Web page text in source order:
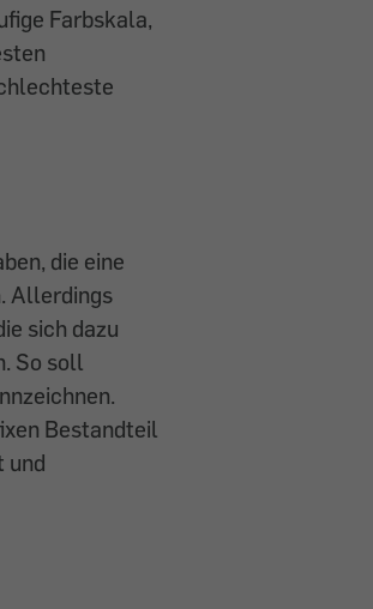
Farbskala,
die eine
Allerdings
sich dazu
So soll
Bestandteil
und